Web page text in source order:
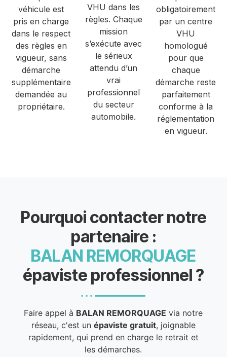
véhicule est
pris en charge
dans le respect
des règles en
vigueur, sans
démarche
supplémentaire
demandée au
propriétaire.
VHU dans les
règles. Chaque
mission
s’exécute avec
le sérieux
attendu d’un
vrai
professionnel
du secteur
automobile.
obligatoirement
par un centre
VHU
homologué
pour que
chaque
démarche reste
parfaitement
conforme à la
réglementation
en vigueur.
Pourquoi contacter notre
partenaire :
BALAN REMORQUAGE
épaviste professionnel ?
Faire appel à BALAN REMORQUAGE via notre
réseau, c'est un épaviste gratuit, joignable
rapidement, qui prend en charge le retrait et
les démarches.